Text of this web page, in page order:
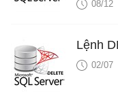
08/12
Lệnh
02/07